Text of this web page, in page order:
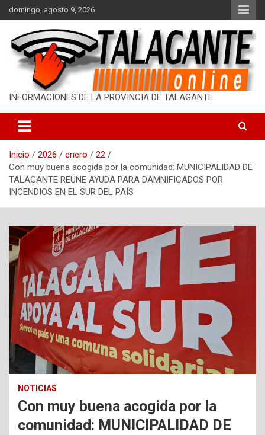
a
t
o
domingo, agosto 9, 2026
INFORMACIONES DE LA PROVINCIA DE TALAGANTE
Inicio 2026 enero
22
Con muy buena acogida por la comunidad: MUNICIPALIDAD DE
TALAGANTE REÚNE AYUDA PARA DAMNIFICADOS POR
INCENDIOS EN EL SUR DEL PAÍS
NOTICIAS
Con muy buena acogida por la
comunidad: MUNICIPALIDAD DE